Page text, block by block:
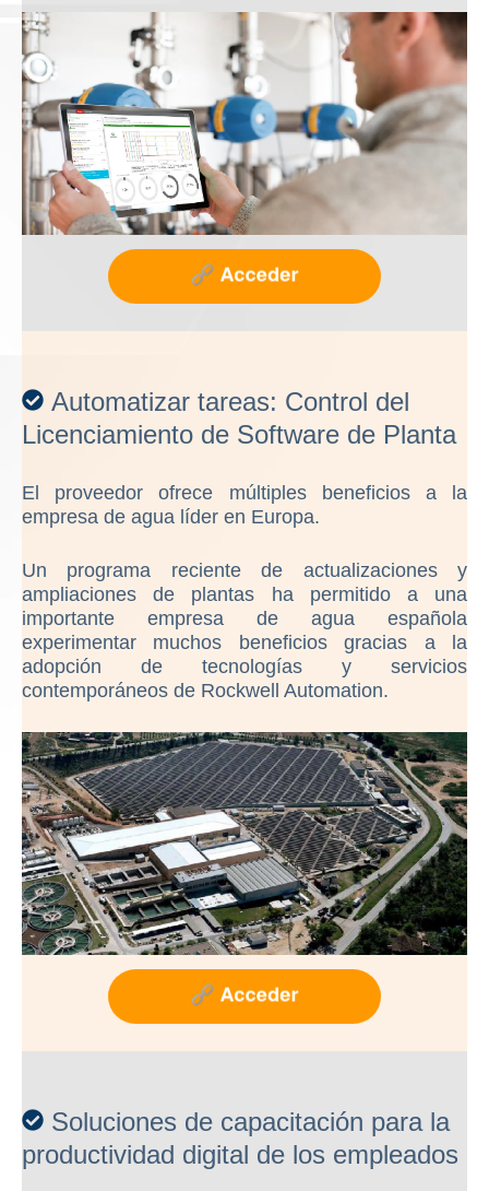
Automatizar tareas: Control del
Licenciamiento de Software de Planta
El proveedor ofrece múltiples beneficios a la
empresa de agua líder en Europa.
Un programa reciente de actualizaciones y
ampliaciones de plantas ha permitido a una
importante empresa de agua española
experimentar muchos beneficios gracias a la
adopción de tecnologías y servicios
contemporáneos de Rockwell Automation.
Soluciones de capacitación para la
productividad digital de los empleados